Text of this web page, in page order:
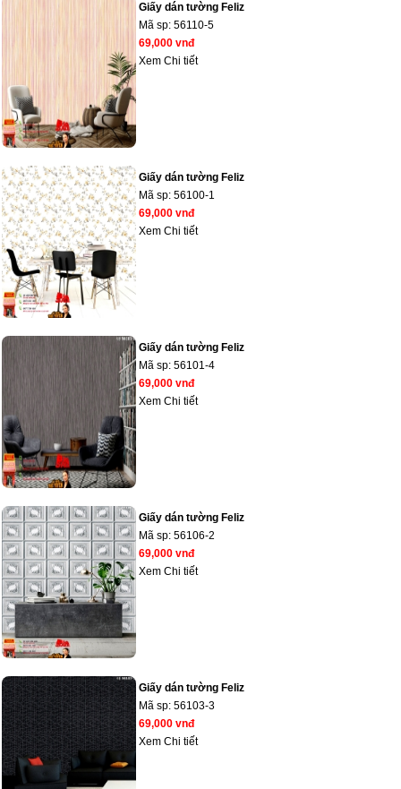
Giấy dán tường Feliz
Mã sp: 56110-5
69,000 vnđ
Xem Chi tiết
Giấy dán tường Feliz
Mã sp: 56100-1
69,000 vnđ
Xem Chi tiết
Giấy dán tường Feliz
Mã sp: 56101-4
69,000 vnđ
Xem Chi tiết
Giấy dán tường Feliz
Mã sp: 56106-2
69,000 vnđ
Xem Chi tiết
Giấy dán tường Feliz
Mã sp: 56103-3
69,000 vnđ
Xem Chi tiết